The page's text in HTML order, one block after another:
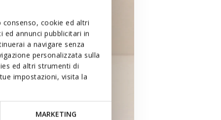
cookie ed altri
ed annunci pubblicitari in
a navigare senza
personalizzata sulla
ed altri strumenti di
impostazioni, visita la
MARKETING